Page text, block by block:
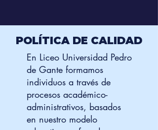
POLÍTICA DE CALIDAD
En Liceo Universidad Pedro
de Gante formamos
individuos a través de
procesos académico-
administrativos, basados
en nuestro modelo